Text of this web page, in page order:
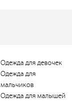
Одежда для девочек
Одежда для
мальчиков
Одежда для малышей